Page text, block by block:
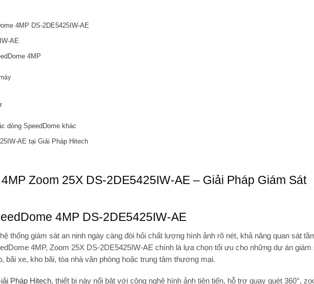
4MP DS-2DE5425IW-AE
AE
4MP
dòng SpeedDome khác
AE tại Giải Pháp Hitech
Zoom 25X DS-2DE5425IW-AE – Giải Pháp Giám Sát
4MP DS-2DE5425IW-AE
thống giám sát an ninh ngày càng đòi hỏi chất lượng hình ảnh rõ nét, khả năng quan sát
4MP, Zoom 25X DS-2DE5425IW-AE chính là lựa chọn tối ưu cho những dự án giám
bãi xe, kho bãi, tòa nhà văn phòng hoặc trung tâm thương mại.
Pháp Hitech, thiết bị này nổi bật với công nghệ hình ảnh tiên tiến, hỗ trợ quay quét 360°,